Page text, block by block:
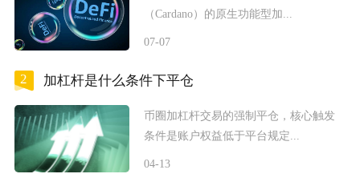
（Cardano）的原生功能型加...
07-07
2 加杠杆是什么条件下平仓
币圈加杠杆交易的强制平仓，核心触发
条件是账户权益低于平台规定...
04-13